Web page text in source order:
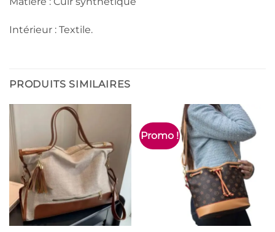
Intérieur : Textile.
PRODUITS SIMILAIRES
Promo !